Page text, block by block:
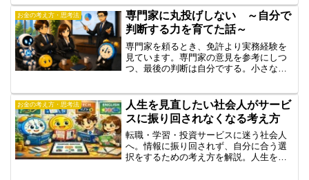
お金の考え方・思考法
専門家に丸投げしない ～自分で
判断する力を育てた話～
専門家を頼るとき、免許より実務経験を
見ています。専門家の意見を参考にしつ
つ、最後の判断は自分でする。小さな光
お金の考え方・思考法
人生を見直したい社会人がサービ
スに振り回されなくなる考え方
転職・学習・投資サービスに迷う社会人
へ。情報に振り回されず、自分に合う選
択をするための考え方を解説。人生を見